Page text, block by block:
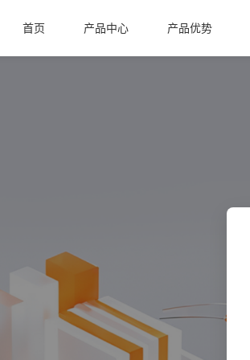
首页 产品中心 产品优势